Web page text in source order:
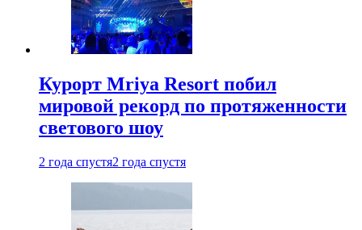
Курорт Mriya Resort побил
мировой рекорд по протяженности
светового шоу
2 года спустя2 года спустя